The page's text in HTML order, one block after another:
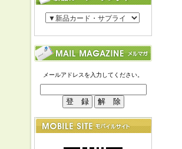
メールアドレスを入力してください。